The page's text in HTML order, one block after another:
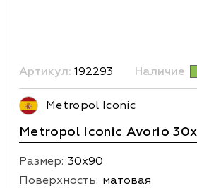
Артикул: 192293 Наличие
Metropol Iconic
Metropol Iconic Avorio
Размер: 30х90
Поверхность: матовая